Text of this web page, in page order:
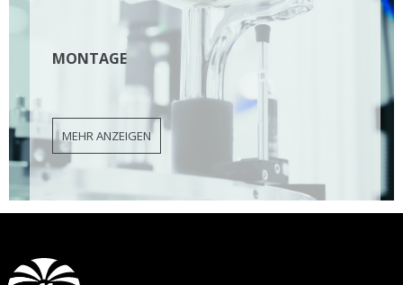
MONTAGE
MEHR ANZEIGEN